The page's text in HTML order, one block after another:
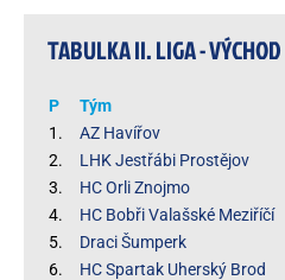
TABULKA II. LIGA - VÝCHOD
P Tým
1.
AZ Havířov
2.
LHK Jestřábi Prostějov
3.
HC Orli Znojmo
4.
HC Bobři Valašské Meziříčí
5.
Draci Šumperk
6.
HC Spartak Uherský Brod